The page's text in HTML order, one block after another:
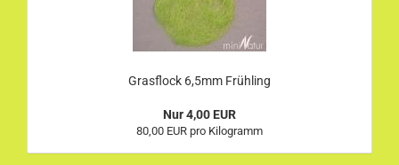
Grasflock 6,5mm Frühling
Nur 4,00 EUR
80,00 EUR pro Kilogramm